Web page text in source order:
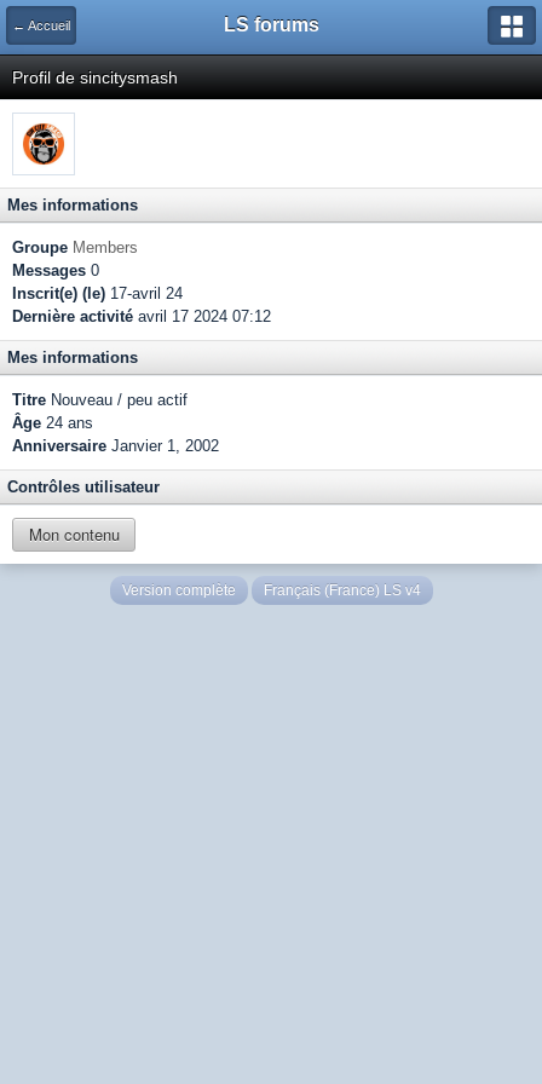
← Accueil LS forums
Profil de sincitysmash
Mes informations
Groupe Members
Messages 0
Inscrit(e) (le) 17-avril 24
Dernière activité avril 17 2024 07:12
Mes informations
Titre Nouveau / peu actif
Âge 24 ans
Anniversaire Janvier 1, 2002
Contrôles utilisateur
Mon contenu
Version complète Français (France) LS v4